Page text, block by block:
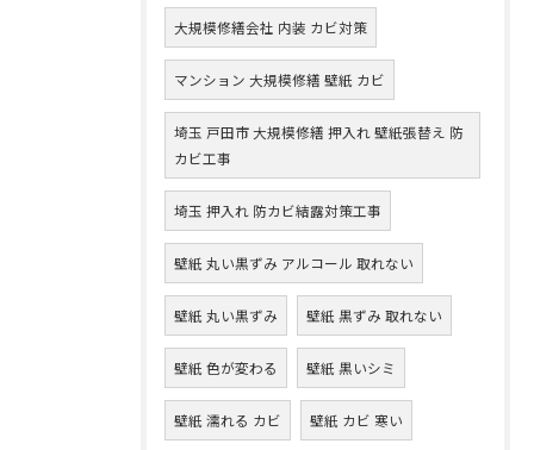
大規模修繕会社 内装 カビ対策
マンション 大規模修繕 壁紙 カビ
埼玉 戸田市 大規模修繕 押入れ 壁紙張替え 防
カビ工事
埼玉 押入れ 防カビ結露対策工事
壁紙 丸い黒ずみ アルコール 取れない
壁紙 丸い黒ずみ 壁紙 黒ずみ 取れない
壁紙 色が変わる 壁紙 黒いシミ
壁紙 濡れる カビ 壁紙 カビ 寒い